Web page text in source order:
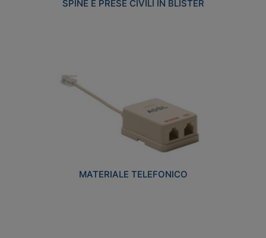
SPINE E PRESE CIVILI IN BLISTER
MATERIALE TELEFONICO